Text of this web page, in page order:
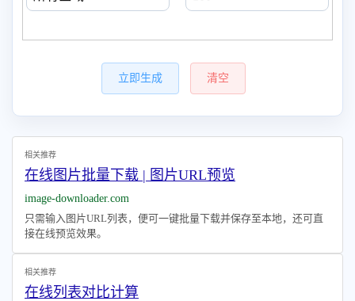
立即生成 清空
相关推荐
在线图片批量下载 | 图片URL预览
image-downloader.com
只需输入图片URL列表，便可一键批量下载并保存至本地，还可直
接在线预览效果。
相关推荐
在线列表对比计算